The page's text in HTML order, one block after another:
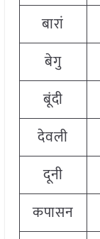
बारां
बेगु
बूंदी
देवली
दूनी
कपासन